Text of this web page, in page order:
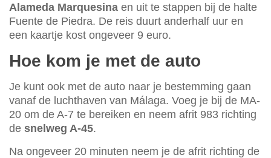
Alameda Marquesina en uit te stappen bij de halte
Fuente de Piedra. De reis duurt anderhalf uur en
een kaartje kost ongeveer 9 euro.
Hoe kom je met de auto
Je kunt ook met de auto naar je bestemming gaan
vanaf de luchthaven van Málaga. Voeg je bij de MA-
20 om de A-7 te bereiken en neem afrit 983 richting
de snelweg A-45.
Na ongeveer 20 minuten neem je de afrit richting de